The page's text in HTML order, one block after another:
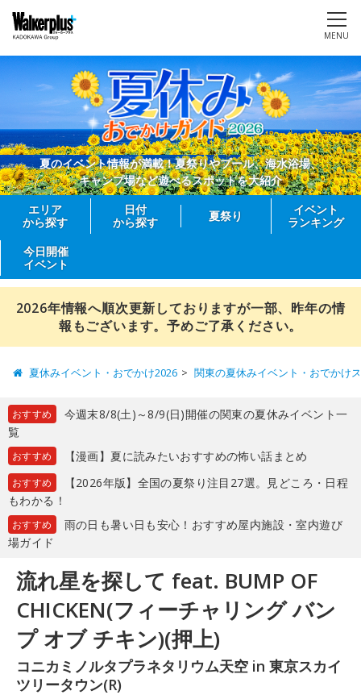
MENU
夏のイベント情報が満載！夏祭りやプール、海水浴場、
キャンプ場など遊べるスポットを大紹介
エリア
から探す
日付
から探す
夏祭り
イベント
ランキング
今日開催
イベント
2026年情報へ順次更新しておりますが一部、昨年の情
報もございます。予めご了承ください。
夏休みイベント・おでかけ2026 関東の夏休みイベント・おでかけ
おすすめ
今週末8/8(土)～8/9(日)開催の関東の夏休みイベント一
覧
おすすめ 【漫画】夏に読みたいおすすめの怖い話まとめ
おすすめ
【2026年版】全国の夏祭り注目27選。見どころ・日程
もわかる！
おすすめ
雨の日も暑い日も安心！おすすめ屋内施設・室内遊び
場ガイド
流れ星を探して feat. BUMP OF
CHICKEN(フィーチャリング バン
プ オブ チキン)(押上)
コニカミノルタプラネタリウム天空 in 東京スカイ
ツリータウン(R)